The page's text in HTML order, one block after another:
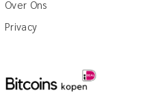
Over Ons
Privacy